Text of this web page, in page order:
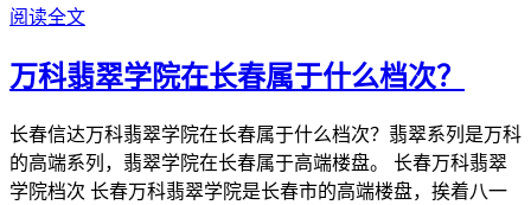
阅读全文
万科翡翠学院在长春属于什么档次？
长春信达万科翡翠学院在长春属于什么档次？翡翠系列是万科
的高端系列，翡翠学院在长春属于高端楼盘。 长春万科翡翠
学院档次 长春万科翡翠学院是长春市的高端楼盘，挨着八一